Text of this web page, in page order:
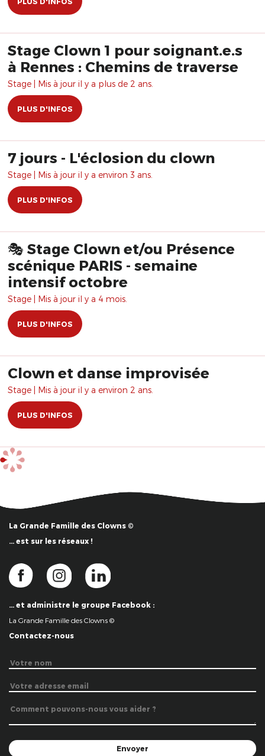
Stage Clown 1 pour soignant.e.s
à Rennes : Chemins de traverse
Stage | Mis à jour il y a plus de 2 ans.
PLUS D'INFOS
7 jours - L'éclosion du clown
Stage | Mis à jour il y a environ 3 ans.
PLUS D'INFOS
🎭 Stage Clown et/ou Présence
scénique PARIS - semaine
intensif octobre
Stage | Mis à jour il y a 4 mois.
PLUS D'INFOS
Clown et danse improvisée
Stage | Mis à jour il y a environ 2 ans.
PLUS D'INFOS
La Grande Famille des Clowns ©
… est sur les réseaux !
… et administre le groupe Facebook :
La Grande Famille des Clowns ©
Contactez-nous